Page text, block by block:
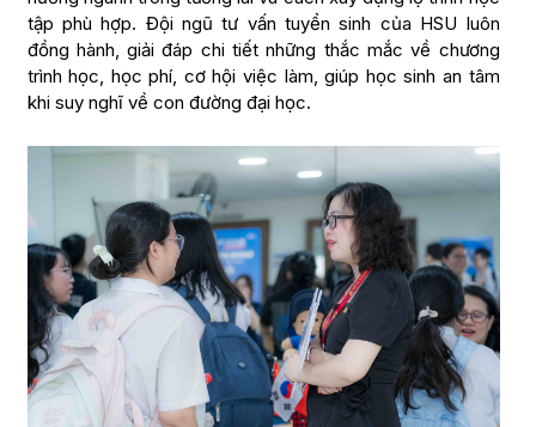
tập phù hợp. Đội ngũ tư vấn tuyển sinh của HSU luôn
đồng hành, giải đáp chi tiết những thắc mắc về chương
trình học, học phí, cơ hội việc làm, giúp học sinh an tâm
khi suy nghĩ về con đường đại học.